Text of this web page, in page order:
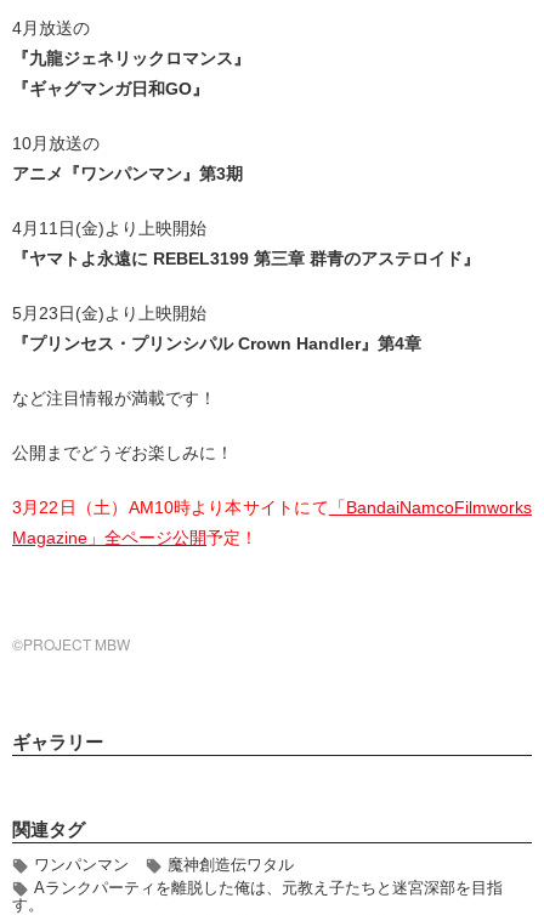
4月放送の
『九龍ジェネリックロマンス』
『ギャグマンガ日和GO』
10月放送の
アニメ『ワンパンマン』第3期
4月11日(金)より上映開始
『ヤマトよ永遠に REBEL3199 第三章 群青のアステロイド』
5月23日(金)より上映開始
『プリンセス・プリンシパル Crown Handler』第4章
など注目情報が満載です！
公開までどうぞお楽しみに！
3月22日（土）AM10時より本サイトにて 「BandaiNamcoFilmworks
Magazine」全ページ公開予定！
©PROJECT MBW
ギャラリー
関連タグ
ワンパンマン
魔神創造伝ワタル
Aランクパーティを離脱した俺は、元教え子たちと迷宮深部を目指
す。